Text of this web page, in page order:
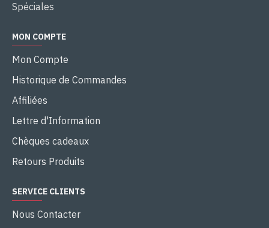
Spéciales
MON COMPTE
Mon Compte
Historique de Commandes
Affiliées
Lettre d'Information
Chèques cadeaux
Retours Produits
SERVICE CLIENTS
Nous Contacter